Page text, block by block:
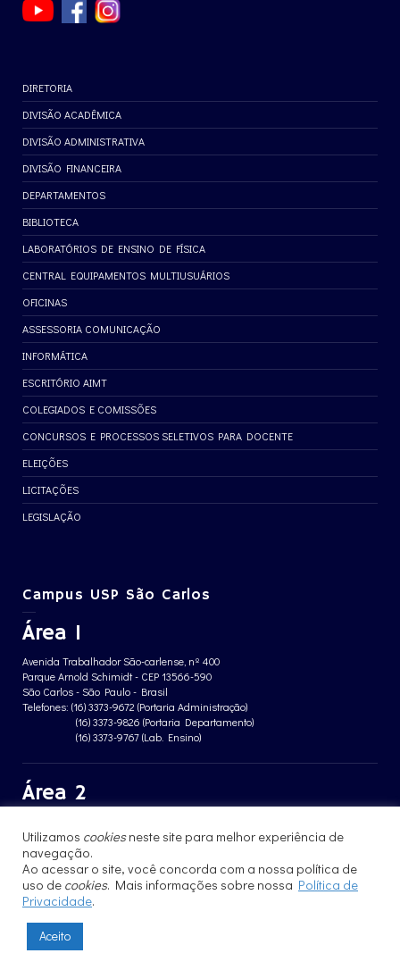
DIRETORIA
DIVISÃO ACADÊMICA
DIVISÃO ADMINISTRATIVA
DIVISÃO FINANCEIRA
DEPARTAMENTOS
BIBLIOTECA
LABORATÓRIOS DE ENSINO DE FÍSICA
CENTRAL EQUIPAMENTOS MULTIUSUÁRIOS
OFICINAS
ASSESSORIA COMUNICAÇÃO
INFORMÁTICA
ESCRITÓRIO AIMT
COLEGIADOS E COMISSÕES
CONCURSOS E PROCESSOS SELETIVOS PARA DOCENTE
ELEIÇÕES
LICITAÇÕES
LEGISLAÇÃO
Campus USP São Carlos
Área 1
Avenida Trabalhador São-carlense, nº 400
Parque Arnold Schimidt - CEP 13566-590
São Carlos - São Paulo - Brasil
Telefones: (16) 3373-9672 (Portaria Administração)
(16) 3373-9826 (Portaria Departamento)
(16) 3373-9767 (Lab. Ensino)
Área 2
Jardim Santa Angelina - CEP 13563-120
São Carlos - São Paulo - Brasil
Telefone: (16) 3373-8068 (Portaria prédio CFBio)
(16) 3364-8070 (Portaria prédio poloTErRA)
Utilizamos cookiesneste site para melhor experiência de
navegação.
Ao acessar o site, você concorda com a nossa política de
uso de cookies. Mais informações sobre nossa Política de
Privacidade.
Aceito